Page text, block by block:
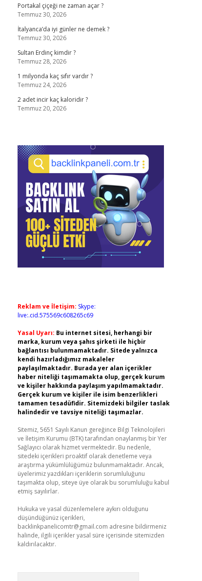
Portakal çiçeği ne zaman açar ?
Temmuz 30, 2026
İtalyanca’da iyi günler ne demek ?
Temmuz 30, 2026
Sultan Erdinç kimdir ?
Temmuz 28, 2026
1 milyonda kaç sıfır vardır ?
Temmuz 24, 2026
2 adet incir kaç kaloridir ?
Temmuz 20, 2026
Reklam ve İletişim: Skype:
live:.cid.575569c608265c69
Yasal Uyarı: Bu internet sitesi, herhangi bir
marka, kurum veya şahıs şirketi ile hiçbir
bağlantısı bulunmamaktadır. Sitede yalnızca
kendi hazırladığımız makaleler
paylaşılmaktadır. Burada yer alan içerikler
haber niteliği taşımamakta olup, gerçek kurum
ve kişiler hakkında paylaşım yapılmamaktadır.
Gerçek kurum ve kişiler ile isim benzerlikleri
tamamen tesadüfidir. Sitemizdeki bilgiler taslak
halindedir ve tavsiye niteliği taşımazlar.
Sitemiz, 5651 Sayılı Kanun gereğince Bilgi Teknolojileri
ve İletişim Kurumu (BTK) tarafından onaylanmış bir Yer
Sağlayıcı olarak hizmet vermektedir. Bu nedenle,
sitedeki içerikleri proaktif olarak denetleme veya
araştırma yükümlülüğümüz bulunmamaktadır. Ancak,
üyelerimiz yazdıkları içeriklerin sorumluluğunu
taşımakta olup, siteye üye olarak bu sorumluluğu kabul
etmiş sayılırlar.
Hukuka ve yasal düzenlemelere aykırı olduğunu
düşündüğünüz içerikleri,
backlinkpanelicomtr@gmail.com adresine bildirmeniz
halinde, ilgili içerikler yasal süre içerisinde sitemizden
kaldırılacaktır.